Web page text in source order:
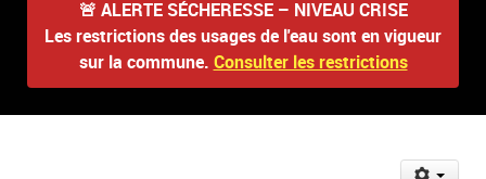
🚨 ALERTE SÉCHERESSE – NIVEAU CRISE
Les restrictions des usages de l'eau sont en vigueur
sur la commune. Consulter les restrictions